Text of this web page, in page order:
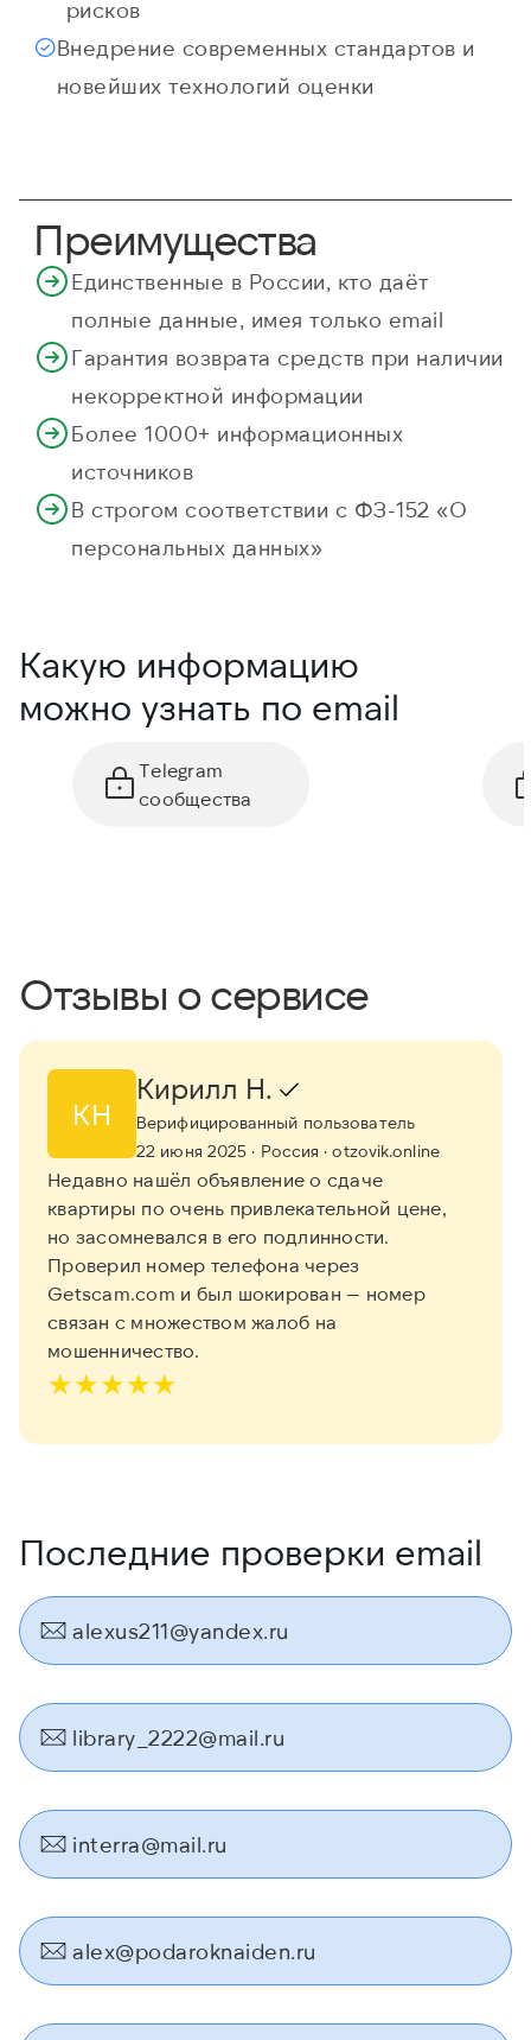
рисков
Внедрение современных стандартов и
новейших технологий оценки
Преимущества
Единственные в России, кто даёт
полные данные, имея только email
Гарантия возврата средств при наличии
некорректной информации
Более 1000+ информационных
источников
В строгом соответствии с ФЗ-152 «О
персональных данных»
Какую информацию
можно узнать по email
Telegram
сообщества
Отзывы о сервисе
КН
Кирилл Н.
Верифицированный пользователь
22 июня 2025 · Россия · otzovik.online
Недавно нашёл объявление о сдаче
квартиры по очень привлекательной цене,
но засомневался в его подлинности.
Проверил номер телефона через
Getscam.com и был шокирован — номер
связан с множеством жалоб на
мошенничество.
★★★★★
Последние проверки email
alexus211@yandex.ru
library_2222@mail.ru
interra@mail.ru
alex@podaroknaiden.ru